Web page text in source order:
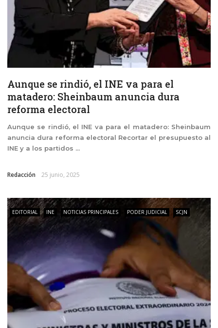
Aunque se rindió, el INE va para el
matadero: Sheinbaum anuncia dura
reforma electoral
Aunque se rindió, el INE va para el matadero: Sheinbaum
anuncia dura reforma electoral Recortar el presupuesto al
INE y a los partidos ...
Redacción 25 junio, 2025
EDITORIAL INE NOTICIAS PRINCIPALES PODER JUDICIAL SCJN